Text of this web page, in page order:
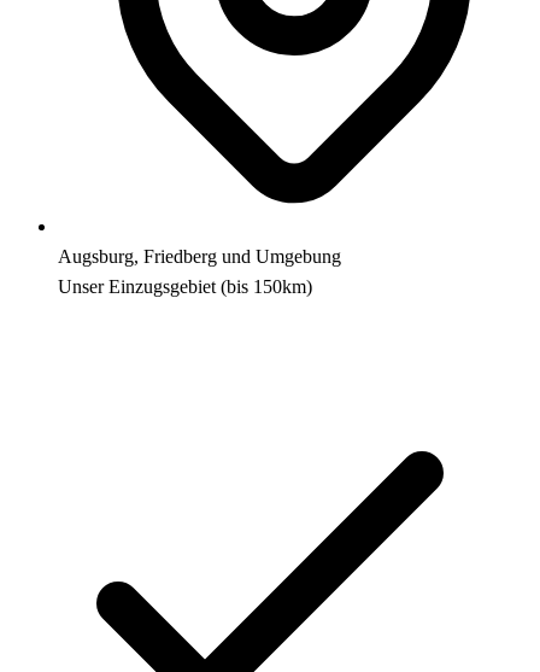
Augsburg, Friedberg und Umgebung
Unser Einzugsgebiet (bis 150km)